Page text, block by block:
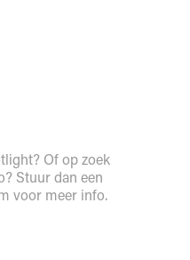
Of op zoek
Stuur dan een
voor meer info.